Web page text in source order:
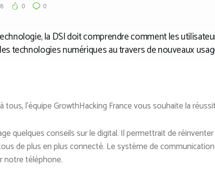
0 0
la DSI doit comprendre comment les
technologies numériques au travers de nouveaux
tous, l’équipe GrowthHacking France vous souhaite la
quelques conseils sur le digital. Il permettrait de
de plus en plus connecté. Le système de
notre téléphone.